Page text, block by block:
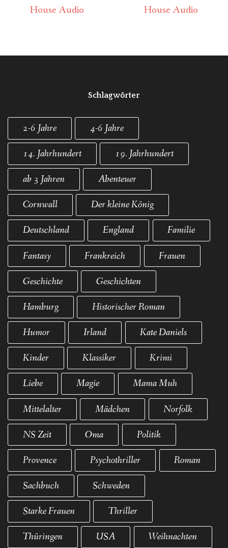
House Audio
House Audio
Schlagwörter
2-6 Jahre
4-6 Jahre
14. Jahrhundert
19. Jahrhundert
ab 3 Jahren
Abenteuer
Cornwall
Der kleine König
Deutschland
England
Familie
Fantasy
Frankreich
Frauen
Geschichte
Geschichten
Hamburg
Historischer Roman
Humor
Irland
Kate Daniels
Kinder
Klassiker
Krimi
Liebe
Magie
Mama Muh
Mittelalter
Mädchen
Norfolk
NS Zeit
Oma
Politik
Provence
Psychothriller
Roman
Sachbuch
Schweden
Starke Frauen
Thriller
Thüringen
USA Weihnachten